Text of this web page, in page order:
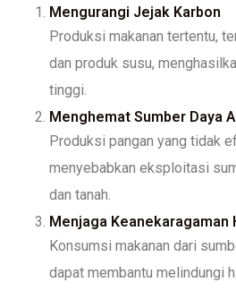
Mengurangi Jejak Karbon
Produksi makanan tertentu,
dan produk susu,
tinggi.
Menghemat Sumber Daya
Produksi pangan yang tidak
menyebabkan eksploitasi
dan tanah.
Menjaga Keanekaragaman
Konsumsi makanan dari
dapat membantu melindungi